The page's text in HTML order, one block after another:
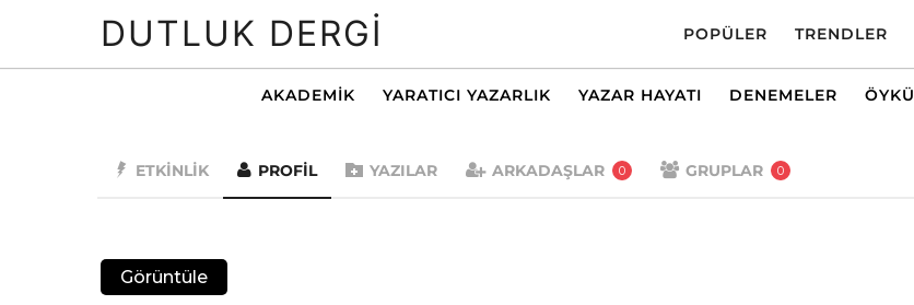
DUTLUK DERGI POPÜLER TRENDLER
AKADEMIK YARATICI YAZARLIK YAZAR HAYATI DENEMELER ÖYKÜ
ETKINLIK PROFIL YAZILAR ARKADAŞLAR 0 GRUPLAR 0
Görüntüle